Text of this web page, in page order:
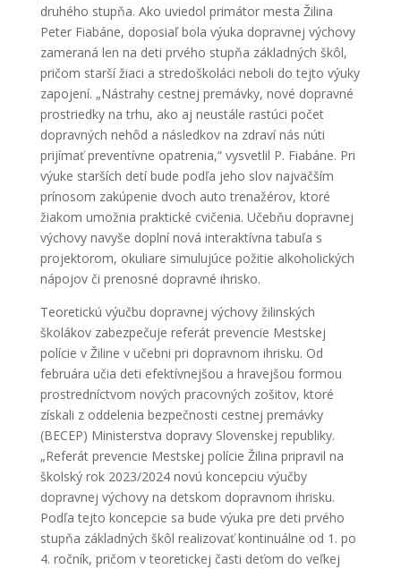
druhého stupňa. Ako uviedol primátor mesta Žilina
Peter Fiabáne, doposiaľ bola výuka dopravnej výchovy
zameraná len na deti prvého stupňa základných škôl,
pričom starší žiaci a stredoškoláci neboli do tejto výuky
zapojení. „Nástrahy cestnej premávky, nové dopravné
prostriedky na trhu, ako aj neustále rastúci počet
dopravných nehôd a následkov na zdraví nás núti
prijímať preventívne opatrenia,“ vysvetlil P. Fiabáne. Pri
výuke starších detí bude podľa jeho slov najväčším
prínosom zakúpenie dvoch auto trenažérov, ktoré
žiakom umožnia praktické cvičenia. Učebňu dopravnej
výchovy navyše doplní nová interaktívna tabuľa s
projektorom, okuliare simulujúce požitie alkoholických
nápojov či prenosné dopravné ihrisko.
Teoretickú výučbu dopravnej výchovy žilinských
školákov zabezpečuje referát prevencie Mestskej
polície v Žiline v učebni pri dopravnom ihrisku. Od
februára učia deti efektívnejšou a hravejšou formou
prostredníctvom nových pracovných zošitov, ktoré
získali z oddelenia bezpečnosti cestnej premávky
(BECEP) Ministerstva dopravy Slovenskej republiky.
„Referát prevencie Mestskej polície Žilina pripravil na
školský rok 2023/2024 novú koncepciu výučby
dopravnej výchovy na detskom dopravnom ihrisku.
Podľa tejto koncepcie sa bude výuka pre deti prvého
stupňa základných škôl realizovať kontinuálne od 1. po
4. ročník, pričom v teoretickej časti deťom do veľkej